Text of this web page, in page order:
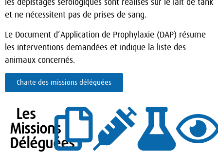
les dépistages sérologiques sont réalisés sur le lait de tank
et ne nécessitent pas de prises de sang.
Le Document d’Application de Prophylaxie (DAP) résume
les interventions demandées et indique la liste des
animaux concernés.
Charte des missions déléguées
Les
Missions
Déléguées